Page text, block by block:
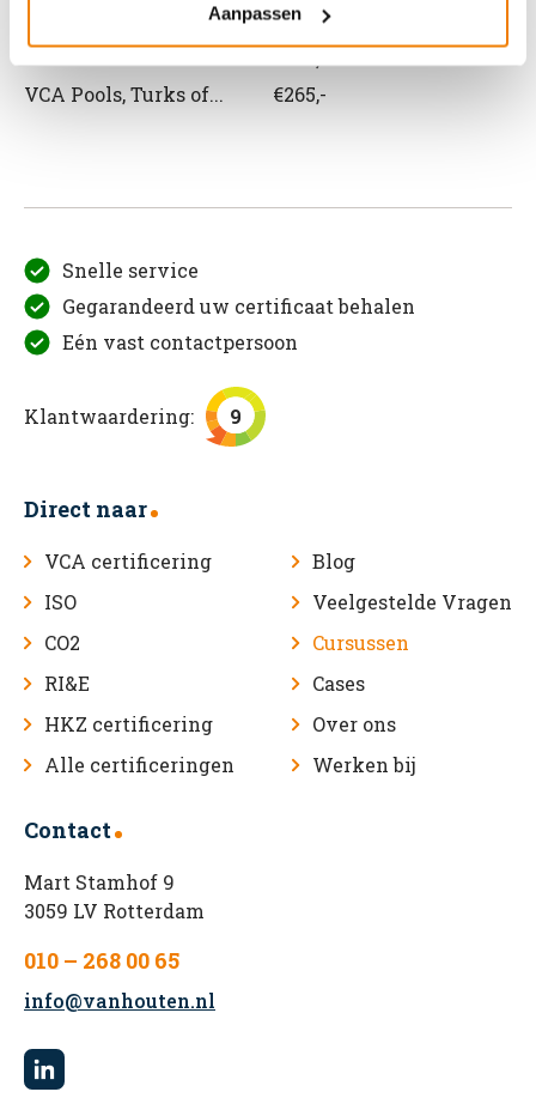
Aanpassen
Prijs
VCA Pools, Turks of...
€265,-
Snelle service
Gegarandeerd uw certificaat behalen
Eén vast contactpersoon
Klantwaardering: 9
Direct naar
VCA certificering
ISO
CO2
RI&E
HKZ certificering
Alle certificeringen
Blog
Veelgestelde Vragen
Cursussen
Cases
Over ons
Werken bij
Contact
Mart Stamhof 9
3059 LV Rotterdam
010 – 268 00 65
info@vanhouten.nl